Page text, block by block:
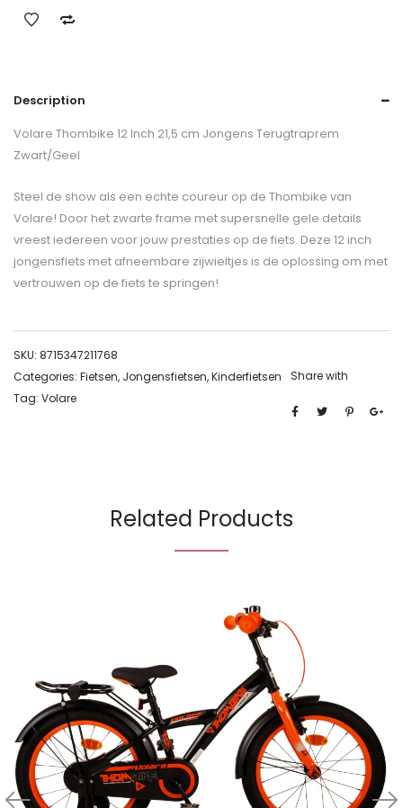
Description
Volare Thombike 12 Inch 21,5 cm Jongens Terugtraprem
Zwart/Geel
Steel de show als een echte coureur op de Thombike van
Volare! Door het zwarte frame met supersnelle gele details
vreest iedereen voor jouw prestaties op de fiets. Deze 12 inch
jongensfiets met afneembare zijwieltjes is de oplossing om met
vertrouwen op de fiets te springen!
SKU: 8715347211768
Categories: Fietsen, Jongensfietsen,Kinderfietsen
Tag: Volare
Share with
Related Products